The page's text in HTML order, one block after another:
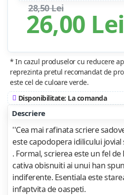
26,00 Lei
28,50 Lei
* In cazul produselor cu reducere
reprezinta pretul recomandat de
este cel de culoare verde.
Disponibilitate: La comanda
Descriere
''Cea mai rafinata scriere
este capodopera idilicului
. Formal, scrierea este un fel
cativa obisnuiti ai unui han
indiferente. Esentiala este
infaptvita de oaspeti.